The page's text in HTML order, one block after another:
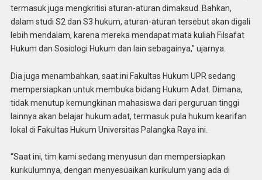
termasuk juga mengkritisi aturan-aturan dimaksud. Bahkan,
dalam studi S2 dan S3 hukum, aturan-aturan tersebut akan digali
lebih mendalam, karena mereka mendapat mata kuliah Filsafat
Hukum dan Sosiologi Hukum dan lain sebagainya,” ujarnya.
Dia juga menambahkan, saat ini Fakultas Hukum UPR sedang
mempersiapkan untuk membuka bidang Hukum Adat. Dimana,
tidak menutup kemungkinan mahasiswa dari perguruan tinggi
lainnya akan belajar hukum adat, termasuk pula hukum kearifan
lokal di Fakultas Hukum Universitas Palangka Raya ini.
“Saat ini, tim kami sedang menyusun dan mempersiapkan
kurikulumnya, dengan menyesuaikan kurikulum yang ada di